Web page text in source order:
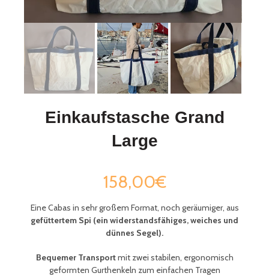
Einkaufstasche Grand
Large
158,00€
Eine Cabas in sehr großem Format, noch geräumiger, aus
gefüttertem Spi (ein widerstandsfähiges, weiches und
dünnes Segel).
Bequemer Transportmit zwei stabilen, ergonomisch
geformten Gurthenkeln zum einfachen Tragen